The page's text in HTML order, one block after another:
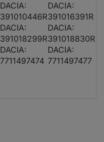
1.2 16V LPG
1.6 MPI 85
1.6 MPI 85
DACIA:
391010446R
DACIA:
391016391R
DACIA:
391018299R
DACIA:
391018830R
DACIA:
7711497474
DACIA:
7711497477